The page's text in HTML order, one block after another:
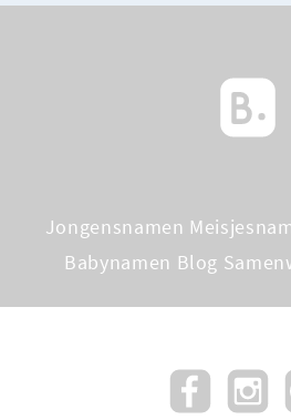
Jongensnamen
Babynamen Blog